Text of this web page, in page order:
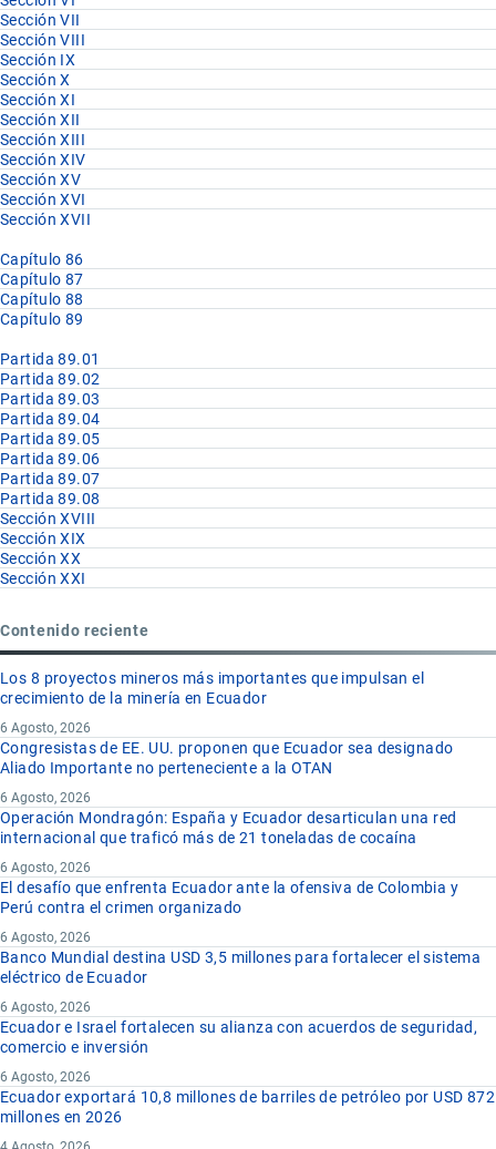
Sección VII
Sección VIII
Sección IX
Sección X
Sección XI
Sección XII
Sección XIII
Sección XIV
Sección XV
Sección XVI
Sección XVII
Capítulo 86
Capítulo 87
Capítulo 88
Capítulo 89
Partida 89.01
Partida 89.02
Partida 89.03
Partida 89.04
Partida 89.05
Partida 89.06
Partida 89.07
Partida 89.08
Sección XVIII
Sección XIX
Sección XX
Sección XXI
Contenido reciente
Los 8 proyectos mineros más importantes que impulsan el
crecimiento de la minería en Ecuador
6 Agosto, 2026
Congresistas de EE. UU. proponen que Ecuador sea designado
Aliado Importante no perteneciente a la OTAN
6 Agosto, 2026
Operación Mondragón: España y Ecuador desarticulan una red
internacional que traficó más de 21 toneladas de cocaína
6 Agosto, 2026
El desafío que enfrenta Ecuador ante la ofensiva de Colombia y
Perú contra el crimen organizado
6 Agosto, 2026
Banco Mundial destina USD 3,5 millones para fortalecer el sistema
eléctrico de Ecuador
6 Agosto, 2026
Ecuador e Israel fortalecen su alianza con acuerdos de seguridad,
comercio e inversión
6 Agosto, 2026
Ecuador exportará 10,8 millones de barriles de petróleo por USD 872
millones en 2026